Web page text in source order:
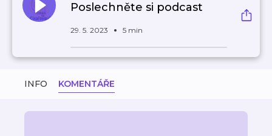
Poslechněte si podcast
29. 5. 2023 5 min
INFO KOMENTÁŘE